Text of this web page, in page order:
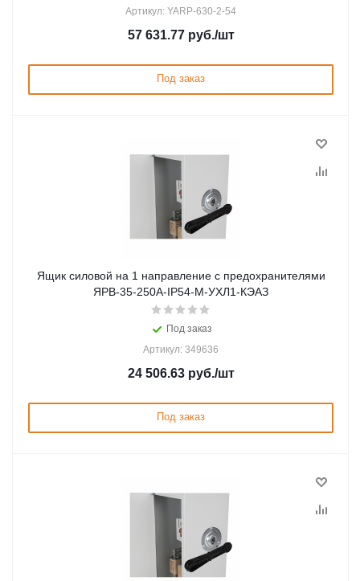
Артикул: YARP-630-2-54
57 631.77руб./шт
Под заказ
Ящик силовой на 1 направление с предохранителями
ЯРВ-35-250А-IP54-М-УХЛ1-КЭАЗ
Под заказ
Артикул: 349636
24 506.63руб./шт
Под заказ